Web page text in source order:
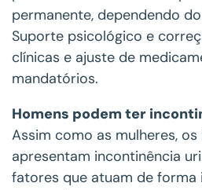
permanente, dependendo
Suporte psicológico e
clínicas e ajuste de
mandatórios.
Homens podem ter
Assim como as mulheres,
apresentam incontinência
fatores que atuam de forma